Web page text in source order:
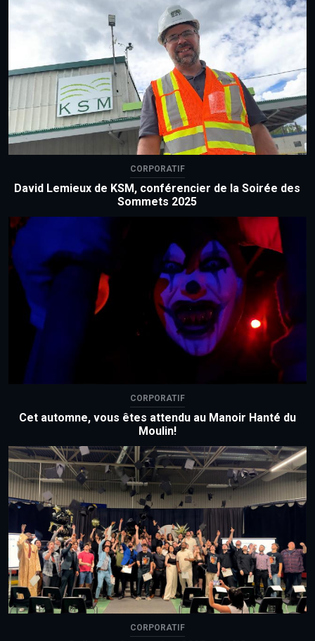
CORPORATIF
David Lemieux de KSM, conférencier de la Soirée des
Sommets 2025
CORPORATIF
Cet automne, vous êtes attendu au Manoir Hanté du
Moulin!
CORPORATIF